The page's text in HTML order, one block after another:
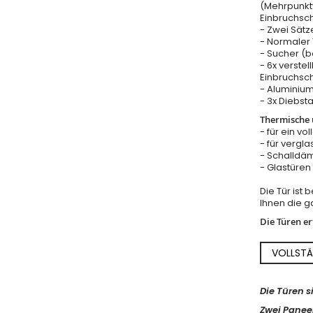
- Zwei
- Normaler
- Sucher
- 6x
-
- 3x
- für ein
- für
-
-
Die Tür ist
Ihnen die
Die Türen
Die Türen
Zwei